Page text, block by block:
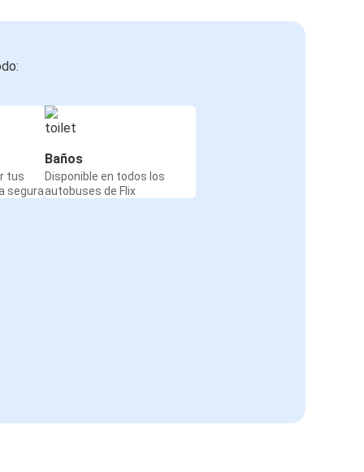
tus
segura
Baños
Disponible en todos los
autobuses de Flix